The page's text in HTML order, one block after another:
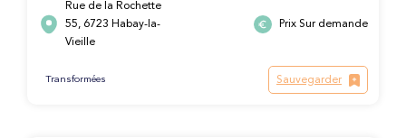
Rue de la Rochette
55, 6723 Habay-la-
Vieille
Prix Sur demande
Transformées Sauvegarder